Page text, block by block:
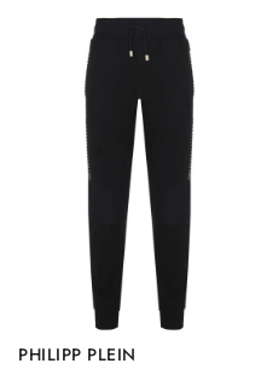
PHILIPP PLEIN